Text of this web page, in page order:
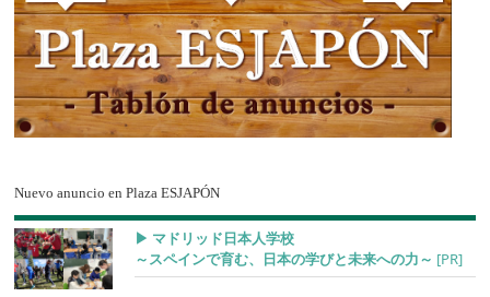
Nuevo anuncio en Plaza ESJAPÓN
▶︎ マドリッド日本人学校
～スペインで育む、日本の学びと未来への力～ [PR]